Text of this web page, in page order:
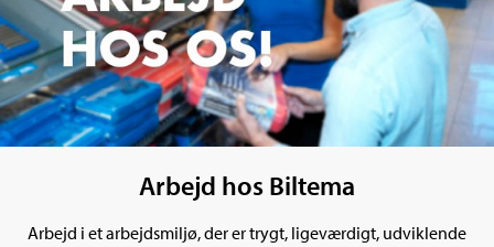
Arbejd hos Biltema
Arbejd i et arbejdsmiljø, der er trygt, ligeværdigt, udviklende